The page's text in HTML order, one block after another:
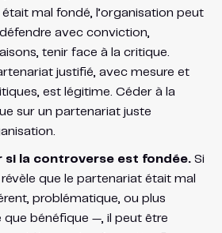
était mal fondé, l’organisation peut
avec conviction,
tenir face à la critique.
justifié, avec mesure et
est légitime. Céder à la
sur un partenariat juste
si la controverse est fondée.Si
que le partenariat était mal
problématique, ou plus
bénéfique —, il peut être